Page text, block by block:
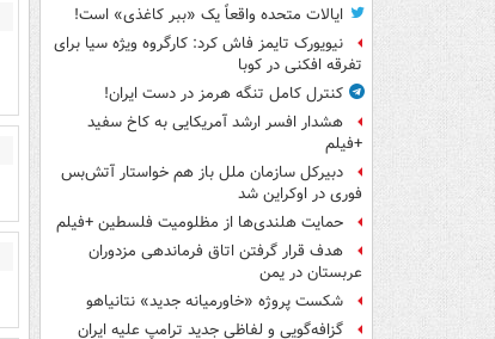
ایالات متحده واقعاً یک «ببر کاغذی» است!
نیویورک تایمز فاش کرد: کارگروه ویژه سیا برای
تفرقه افکنی در کوبا
کنترل کامل تنگه هرمز در دست ایران!
هشدار افسر ارشد آمریکایی به کاخ سفید
+فیلم
دبیرکل سازمان ملل باز هم خواستار آتش‌بس
فوری در اوکراین شد
حمایت هلندی‌ها از مظلومیت فلسطین +فیلم
هدف قرار گرفتن اتاق‌ فرماندهی مزدوران
عربستان در یمن
شکست پروژه «خاورمیانه جدید» نتانیاهو
گزافه‌گویی و لفاظی جدید ترامپ علیه ایران